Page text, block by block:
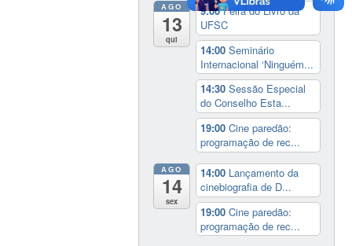
AGO
13
qui
9:00Feira do Livro da
UFSC
14:00Seminário
Internacional ‘Ninguém...
14:30Sessão Especial
do Conselho Esta...
19:00Cine paredão:
programação de rec...
AGO
14
sex
14:00 Lançamento da
cinebiografia de D...
19:00Cine paredão:
programação de rec...